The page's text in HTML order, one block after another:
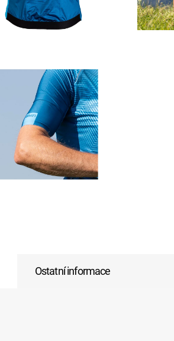
Ostatní informace